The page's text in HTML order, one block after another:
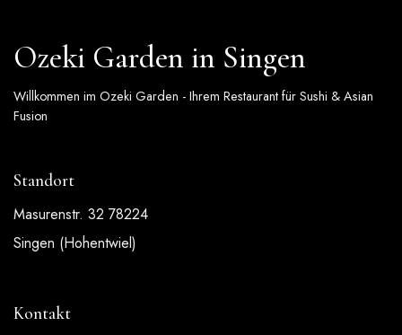
Ozeki Garden in Singen
Willkommen im Ozeki Garden - Ihrem Restaurant für Sushi & Asian
Fusion
Standort
Masurenstr. 32 78224
Singen (Hohentwiel)
Kontakt